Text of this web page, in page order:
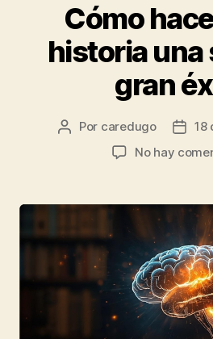
Cómo
historia una
gran
Por caredugo
18
No hay